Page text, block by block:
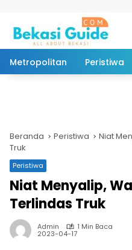
Metropolitan Peristiwa
Beranda Peristiwa
Niat
Truk
Peristiwa
Niat Menyalip,
Terlindas Truk
Admin 1 Min Baca
2023-04-17